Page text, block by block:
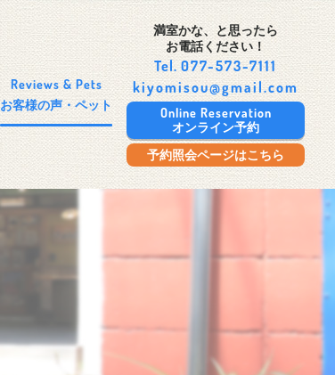
Reviews & Pets
お客様の声・ペット
満室かな、と思ったら
お電話ください！
Tel.077-573-7111
kiyomisou@gmail.com
Online Reservation
オンライン予約
予約照会ページはこちら